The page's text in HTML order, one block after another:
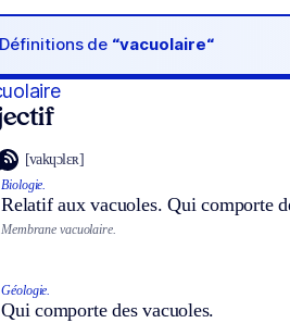
Définitions de “vacuolaire“
[vakɥɔlɛʀ]
Biologie.
Relatif aux vacuoles. Qui comporte
Membrane vacuolaire.
Géologie.
Qui comporte des vacuoles.